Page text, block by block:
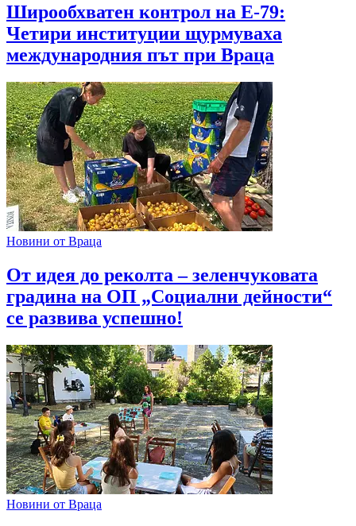
Широобхватен контрол на Е-79:
Четири институции щурмуваха
международния път при Враца
Новини от Враца
От идея до реколта – зеленчуковата
градина на ОП „Социални дейности“
се развива успешно!
Новини от Враца